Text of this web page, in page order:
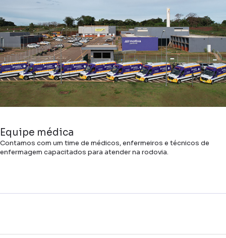
Equipe médica
Contamos com um time de médicos, enfermeiros e técnicos de
enfermagem capacitados para atender na rodovia.